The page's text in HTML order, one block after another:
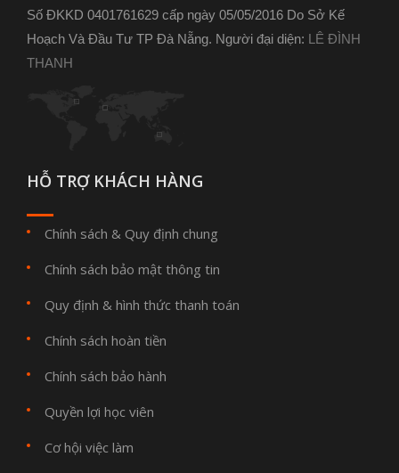
Số ĐKKD 0401761629 cấp ngày 05/05/2016 Do Sở Kế
Hoạch Và Đầu Tư TP Đà Nẵng. Người đại diện: LÊ ĐÌNH
THANH
HỖ TRỢ KHÁCH HÀNG
Chính sách & Quy định chung
Chính sách bảo mật thông tin
Quy định & hình thức thanh toán
Chính sách hoàn tiền
Chính sách bảo hành
Quyền lợi học viên
Cơ hội việc làm